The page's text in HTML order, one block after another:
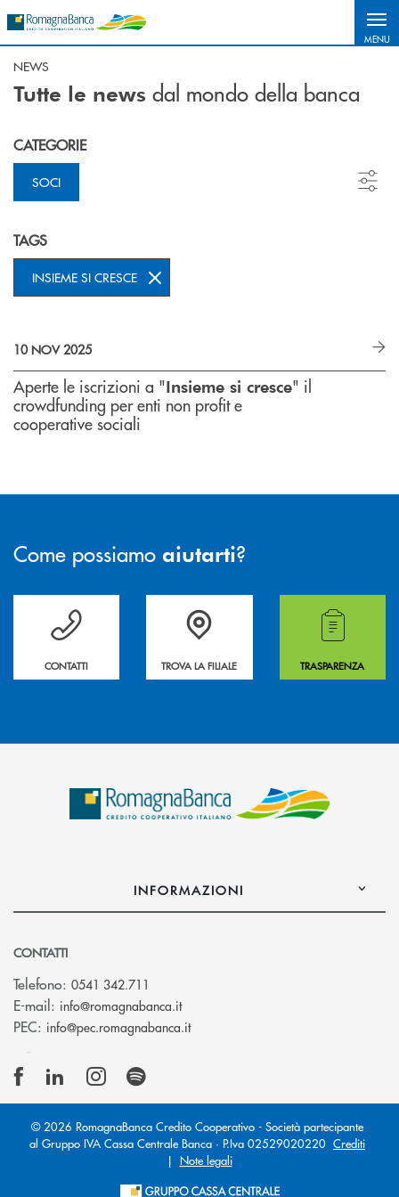
MENU
NEWS
Tutte le news dal mondo della banca
CATEGORIE
SOCI
TAGS
INSIEME SI CRESCE
10 NOV 2025
Aperte le iscrizioni a "Insieme si cresce" il
crowdfunding per enti non profit e
cooperative sociali
Come possiamo aiutarti?
Per ogni necessità compila il form e noi ti richiamiamo
CONTATTI
La&nbsp; Filiale &nbsp;vicina a te. &nbsp;
TROVA LA FILIALE
Hai bisogno di
TRASPARENZA
INFORMAZIONI
CONTATTI
Telefono: 0541 342.711
E-mail: info@romagnabanca.it(si apre l’app di posta elettronica)
PEC: info@pec.romagnabanca.it(si apre l’app di posta elettronica)
© 2026 RomagnaBanca Credito Cooperativo - Società partecipante
al Gruppo IVA Cassa Centrale Banca · P.Iva 02529020220 Crediti
| Note legali